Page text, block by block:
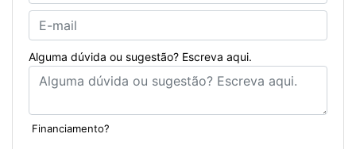
Alguma dúvida ou sugestão? Escreva aqui.
Financiamento?